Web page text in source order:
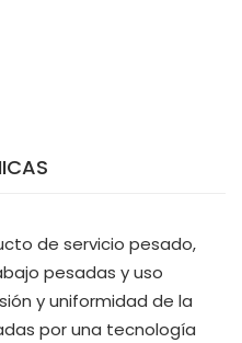
de servicio pesado,
pesadas y uso
y uniformidad de la
por una tecnología